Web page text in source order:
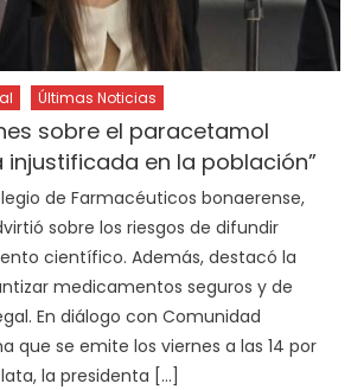
Últimas Noticias
sobre el paracetamol
en la población”
de Farmacéuticos bonaerense,
sobre los riesgos de difundir
científico. Además, destacó la
medicamentos seguros y de
En diálogo con Comunidad
que se emite los viernes a las 14 por
la presidenta […]